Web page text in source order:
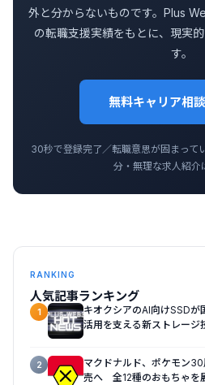
外と分からないものです。Plus
の転職支援実績をもとに、現実
す。
無料キャリア相
30秒で登録完了／転職意思が固まって
分・無理な求人紹介
RANKING
人気記事ランキング
1
キオクシアのAI向けSSD
活用を支える新ストレージ
2
マクドナルド、ポケモン
売へ 全12種のおもちゃを